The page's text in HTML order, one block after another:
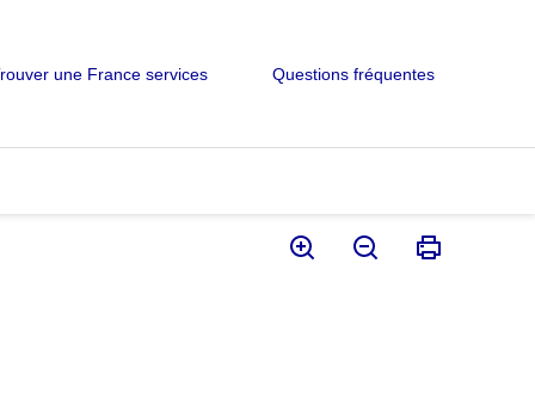
une France services Questions fréquentes